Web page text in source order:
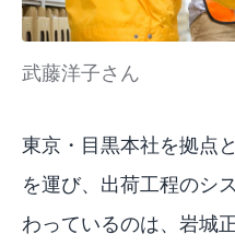
武藤洋子さん
東京・目黒本社を拠点
を運び、出荷工程のシ
わっているのは、岩城